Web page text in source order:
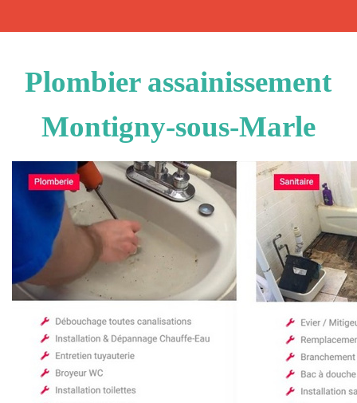
Plombier assainissement
Montigny-sous-Marle